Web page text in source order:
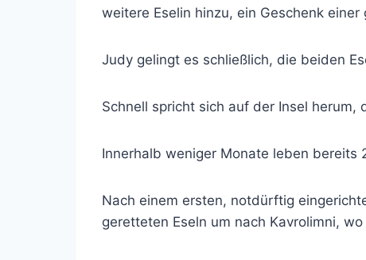
weitere Eselin hinzu, ein Geschenk
Judy gelingt es schließlich, die beiden
Schnell spricht sich auf der Insel
Innerhalb weniger Monate leben bereits
Nach einem ersten, notdürftig
geretteten Eseln um nach Kavrolimni,